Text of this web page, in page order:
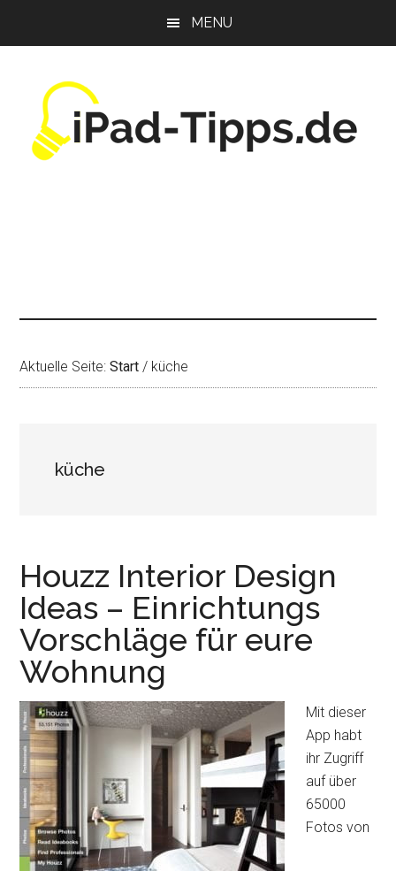
MENU
Aktuelle Seite:Start / küche
küche
Houzz Interior Design
Ideas – Einrichtungs
Vorschläge für eure
Wohnung
Mit dieser
App habt
ihr Zugriff
auf über
65000
Fotos von